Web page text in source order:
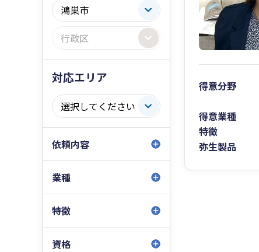
対応エリア
依頼内容
業種
特徴
資格
得意分野
得意業種
特徴
弥生製品